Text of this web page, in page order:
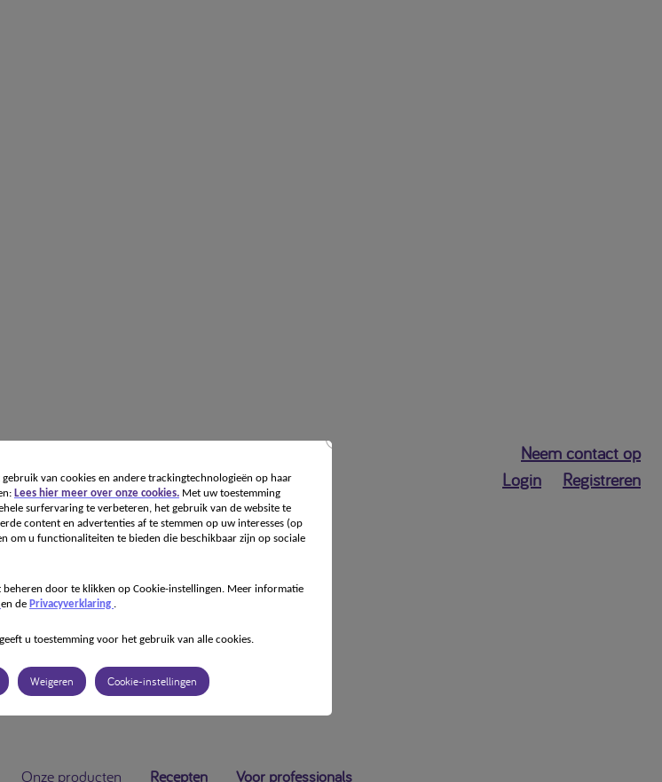
Neem contact op
Login
Registreren
Onze producten Recepten Voor professionals
van cookies en andere trackingtechnologieën op haar
Lees hier meer over onze cookies. Met uw toestemming
surfervaring te verbeteren, het gebruik van de website te
content en advertenties af te stemmen op uw interesses (op
om u functionaliteiten te bieden die beschikbaar zijn op sociale
door te klikken op Cookie-instellingen. Meer informatie
en de Privacyverklaring .
u toestemming voor het gebruik van alle cookies.
Weigeren Cookie-instellingen